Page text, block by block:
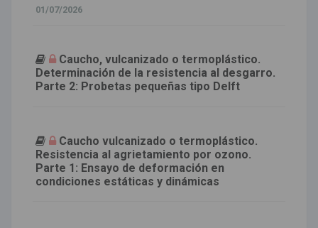
01/07/2026
Caucho, vulcanizado o termoplástico.
Determinación de la resistencia al desgarro.
Parte 2: Probetas pequeñas tipo Delft
Caucho vulcanizado o termoplástico.
Resistencia al agrietamiento por ozono.
Parte 1: Ensayo de deformación en
condiciones estáticas y dinámicas